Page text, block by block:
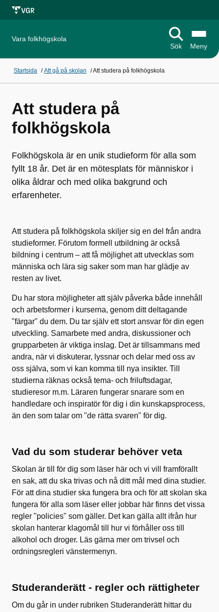
Vara folkhögskola
Sök
Meny
Startsida /Att gå på skolan /Att studera på folkhögskola
Att studera på
folkhögskola
Folkhögskola är en unik studieform för alla som
fyllt 18 år. Det är en mötesplats för människor i
olika åldrar och med olika bakgrund och
erfarenheter.
Att studera på folkhögskola skiljer sig en del från andra
studieformer. Förutom formell utbildning är också
bildning i centrum – att få möjlighet att utvecklas som
människa och lära sig saker som man har glädje av
resten av livet.
Du har stora möjligheter att själv påverka både innehåll
och arbetsformer i kurserna, genom ditt deltagande
"färgar" du dem. Du tar själv ett stort ansvar för din egen
utveckling. Samarbete med andra, diskussioner och
grupparbeten är viktiga inslag. Det är tillsammans med
andra, när vi diskuterar, lyssnar och delar med oss av
oss själva, som vi kan komma till nya insikter. Till
studierna räknas också tema- och friluftsdagar,
studieresor m.m. Läraren fungerar snarare som en
handledare och inspiratör för dig i din kunskapsprocess,
än den som talar om "de rätta svaren" för dig.
Vad du som studerar behöver veta
Skolan är till för dig som läser här och vi vill framförallt
en sak, att du ska trivas och nå ditt mål med dina studier.
För att dina studier ska fungera bra och för att skolan ska
fungera för alla som läser eller jobbar här finns det vissa
regler "policies" som gäller. Det kan gälla allt ifrån hur
skolan hanterar klagomål till hur vi förhåller oss till
alkohol och droger. Läs gärna mer om trivsel och
ordningsregleri vänstermenyn.
Studeranderätt - regler och rättigheter
Om du går in under rubriken Studeranderätt hittar du